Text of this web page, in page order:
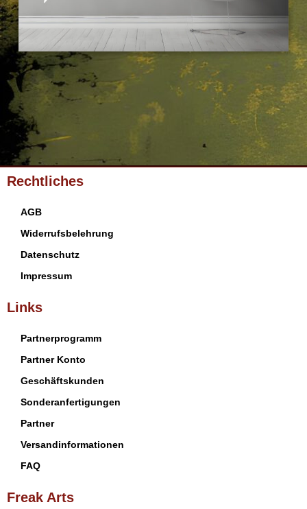
Rechtliches
AGB
Widerrufsbelehrung
Datenschutz
Impressum
Links
Partnerprogramm
Partner Konto
Geschäftskunden
Sonderanfertigungen
Partner
Versandinformationen
FAQ
Freak Arts